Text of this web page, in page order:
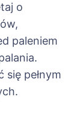
o
paleniem
się pełnym